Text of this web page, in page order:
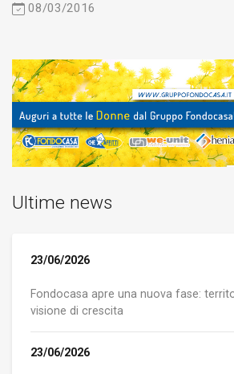
08/03/2016
Ultime news
23/06/2026
Fondocasa apre una nuova fase:
visione di crescita
23/06/2026